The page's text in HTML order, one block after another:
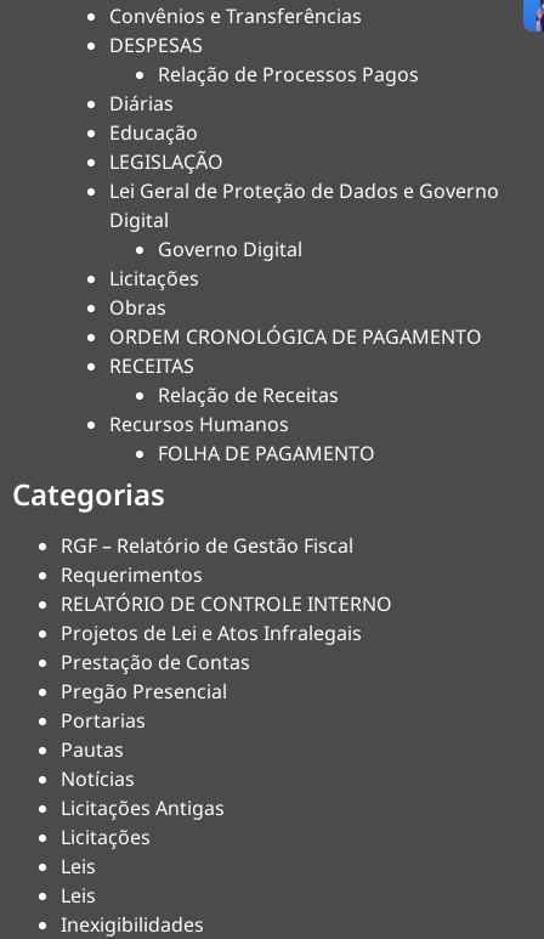
Convênios e Transferências
DESPESAS
Relação de Processos Pagos
Diárias
Educação
LEGISLAÇÃO
Lei Geral de Proteção de Dados e Governo
Digital
Governo Digital
Licitações
Obras
ORDEM CRONOLÓGICA DE PAGAMENTO
RECEITAS
Relação de Receitas
Recursos Humanos
FOLHA DE PAGAMENTO
Categorias
RGF – Relatório de Gestão Fiscal
Requerimentos
RELATÓRIO DE CONTROLE INTERNO
Projetos de Lei e Atos Infralegais
Prestação de Contas
Pregão Presencial
Portarias
Pautas
Notícias
Licitações Antigas
Licitações
Leis
Leis
Inexigibilidades